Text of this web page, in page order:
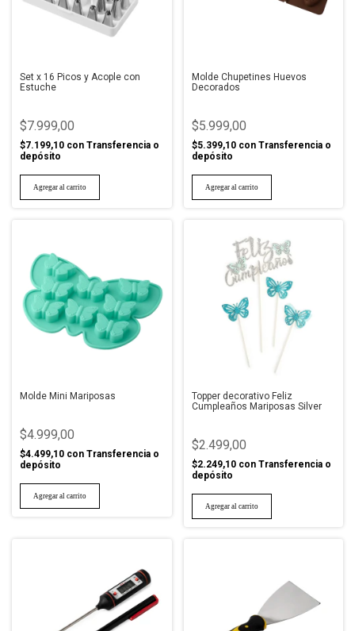
Set x 16 Picos y Acople con
Estuche
$7.999,00
$7.199,10 con Transferencia o
depósito
Molde Chupetines Huevos
Decorados
$5.999,00
$5.399,10 con Transferencia o
depósito
Molde Mini Mariposas
$4.999,00
$4.499,10 con Transferencia o
depósito
Topper decorativo Feliz
Cumpleaños Mariposas Silver
$2.499,00
$2.249,10 con Transferencia o
depósito